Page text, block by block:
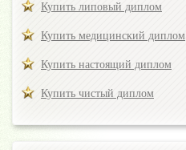
Купить липовый диплом
Купить медицинский диплом
Купить настоящий диплом
Купить чистый диплом